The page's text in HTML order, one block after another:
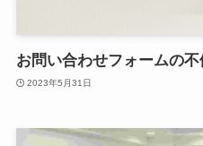
お問い合わせフォームの
2023年5月31日